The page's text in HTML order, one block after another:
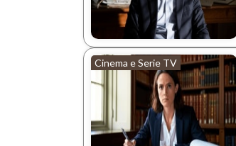
Cinema e Serie TV